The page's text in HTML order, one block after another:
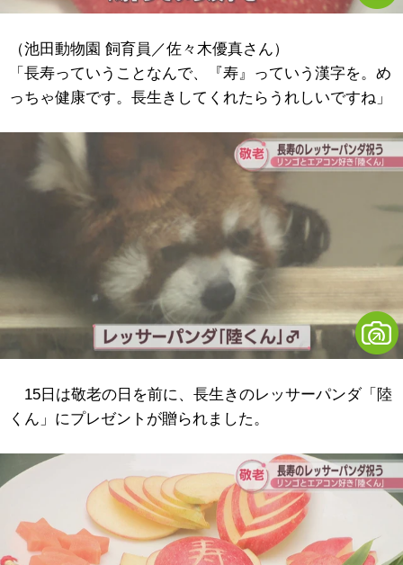
（池田動物園 飼育員／佐々木優真さん）
「長寿っていうことなんで、『寿』っていう漢字を。め
っちゃ健康です。長生きしてくれたらうれしいですね」
15日は敬老の日を前に、長生きのレッサーパンダ「陸
くん」にプレゼントが贈られました。